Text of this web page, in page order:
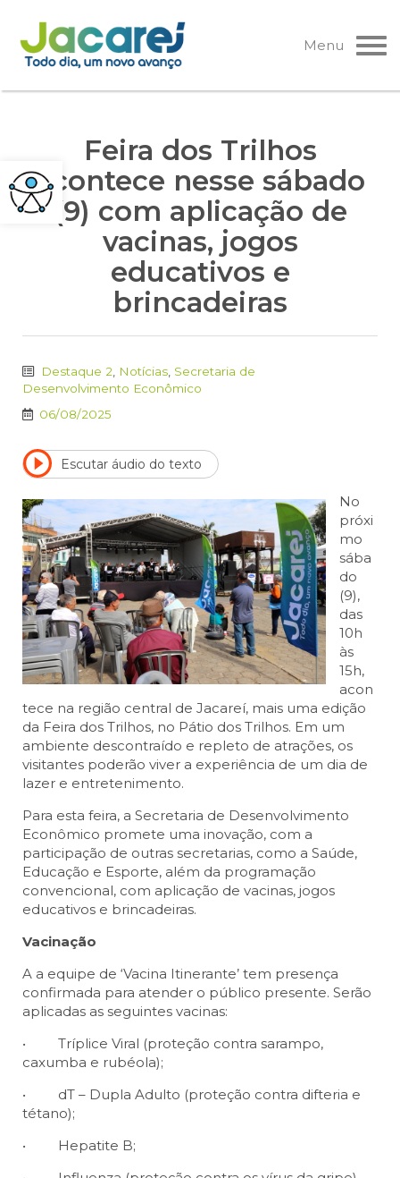
Pular
para
o
Menu
Feira dos Trilhos
acontece nesse sábado
(9) com aplicação de
vacinas, jogos
educativos e
brincadeiras
Destaque 2 Notícias Secretaria de
Desenvolvimento Econômico
06/08/2025
Escutar áudio do texto
No
próxi
mo
sába
do
(9),
das
10h
às
15h,
acon
tece na região central de Jacareí, mais uma edição
da Feira dos Trilhos, no Pátio dos Trilhos. Em um
ambiente descontraído e repleto de atrações, os
visitantes poderão viver a experiência de um dia de
lazer e entretenimento.
Para esta feira, a Secretaria de Desenvolvimento
Econômico promete uma inovação, com a
participação de outras secretarias, como a Saúde,
Educação e Esporte, além da programação
convencional, com aplicação de vacinas, jogos
educativos e brincadeiras.
Vacinação
A a equipe de ‘Vacina Itinerante’ tem presença
confirmada para atender o público presente. Serão
aplicadas as seguintes vacinas:
• Tríplice Viral (proteção contra sarampo,
caxumba e rubéola);
• dT – Dupla Adulto (proteção contra difteria e
tétano);
• Hepatite B;